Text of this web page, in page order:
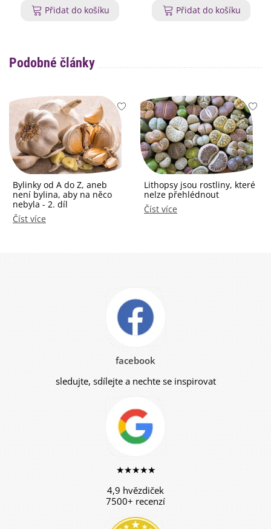
Přidat do košíku
Přidat do košíku
Podobné články
Bylinky od A do Z, aneb
není bylina, aby na něco
nebyla - 2. díl
Číst více
Lithopsy jsou rostliny, které
nelze přehlédnout
Číst více
facebook
sledujte, sdílejte a nechte se inspirovat
★★★★★
4,9 hvězdiček
7500+ recenzí